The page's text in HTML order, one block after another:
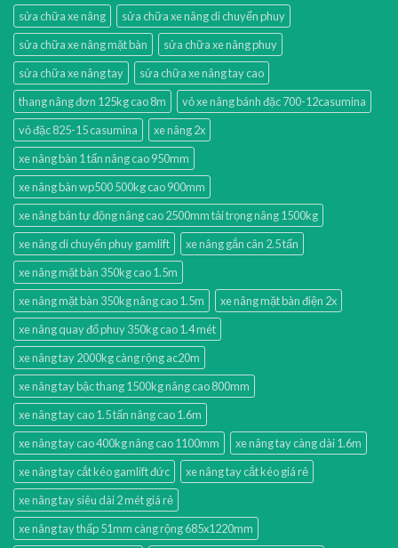
sửa chữa xe nâng
sửa chữa xe nâng di chuyển phuy
sửa chữa xe nâng mặt bàn
sửa chữa xe nâng phuy
sửa chữa xe nâng tay
sửa chữa xe nâng tay cao
thang nâng đơn 125kg cao 8m
vỏ xe nâng bánh đặc 700-12casumina
vỏ đặc 825-15 casumina
xe nâng 2x
xe nâng bàn 1 tấn nâng cao 950mm
xe nâng bàn wp500 500kg cao 900mm
xe nâng bán tự động nâng cao 2500mm tải trọng nâng 1500kg
xe nâng di chuyển phuy gamlift
xe nâng gắn cân 2.5 tấn
xe nâng mặt bàn 350kg cao 1.5m
xe nâng mặt bàn 350kg nâng cao 1.5m
xe nâng mặt bàn điện 2x
xe nâng quay đổ phuy 350kg cao 1.4 mét
xe nâng tay 2000kg càng rộng ac20m
xe nâng tay bậc thang 1500kg nâng cao 800mm
xe nâng tay cao 1.5 tấn nâng cao 1.6m
xe nâng tay cao 400kg nâng cao 1100mm
xe nâng tay càng dài 1.6m
xe nâng tay cắt kéo gamlift đức
xe nâng tay cắt kéo giá rẻ
xe nâng tay siêu dài 2 mét giá rẻ
xe nâng tay thấp 51mm càng rộng 685x1220mm